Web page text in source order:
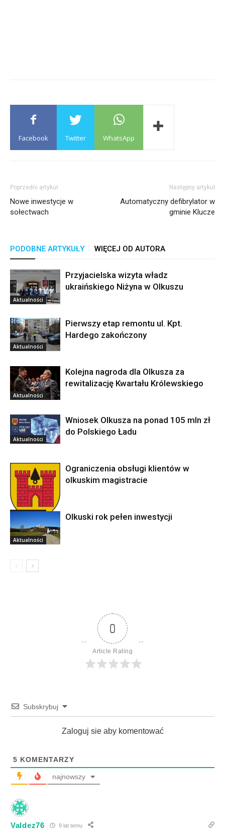
Facebook Twitter WhatsApp
Poprzedni artykuł
Nowe inwestycje w
sołectwach
Następny artykuł
Automatyczny defibrylator w
gminie Klucze
PODOBNE ARTYKUŁY WIĘCEJ OD AUTORA
Aktualności
Przyjacielska wizyta władz
ukraińskiego Niżyna w Olkuszu
Aktualności
Pierwszy etap remontu ul. Kpt.
Hardego zakończony
Aktualności
Kolejna nagroda dla Olkusza za
rewitalizację Kwartału Królewskiego
Aktualności
Wniosek Olkusza na ponad 105 mln zł
do Polskiego Ładu
Ograniczenia obsługi klientów w
olkuskim magistracie
Aktualności
Olkuski rok pełen inwestycji
0
Article Rating
Subskrybuj
Zaloguj sie aby komentować
5 KOMENTARZY
najnowszy
Valdez76 9 lat temu